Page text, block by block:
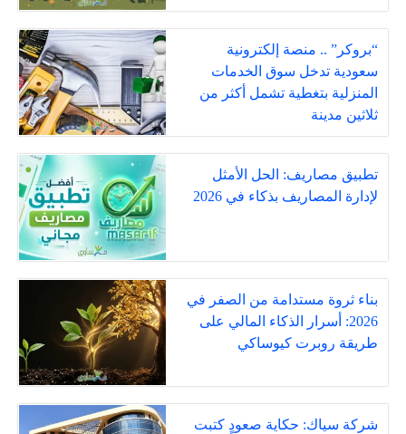
“بروكر” .. منصة إلكترونية
سعودية تدخل سوق الخدمات
المنزلية بتغطية تشمل أكثر من
ثلاثين مدينة
تطبيق مصاريف: الحل الأمثل
لإدارة المصاريف بذكاء في 2026
بناء ثروة مستدامة من الصفر في
2026: أسرار الذكاء المالي على
طريقة روبرت كيوساكي
شركة سياك: حكاية صعودٍ كتبت